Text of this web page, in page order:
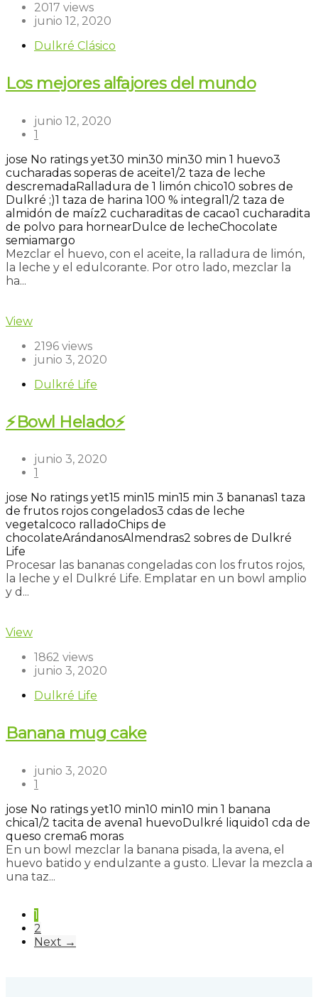
2017 views
junio 12, 2020
Dulkré Clásico
Los mejores alfajores del mundo
junio 12, 2020
1
jose No ratings yet30 min30 min30 min 1 huevo3
cucharadas soperas de aceite1/2 taza de leche
descremadaRalladura de 1 limón chico10 sobres de
Dulkré ;)1 taza de harina 100 % integral 1/2 taza de
almidón de maíz2 cucharaditas de cacao1 cucharadita
de polvo para hornearDulce de lecheChocolate
semiamargo
Mezclar el huevo, con el aceite, la ralladura de limón,
la leche y el edulcorante. Por otro lado, mezclar la
ha...
View
2196 views
junio 3, 2020
Dulkré Life
⚡Bowl Helado⚡
junio 3, 2020
1
jose No ratings yet15 min15 min15 min 3 bananas1 taza
de frutos rojos congelados3 cdas de leche
vegetal coco ralladoChips de
chocolateArándanosAlmendras2 sobres de Dulkré
Life
Procesar las bananas congeladas con los frutos rojos,
la leche y el Dulkré Life. Emplatar en un bowl amplio
y d...
View
1862 views
junio 3, 2020
Dulkré Life
Banana mug cake
junio 3, 2020
1
jose No ratings yet10 min10 min10 min 1 banana
chica1/2 tacita de avena1 huevoDulkré liquido1 cda de
queso crema6 moras
En un bowl mezclar la banana pisada, la avena, el
huevo batido y endulzante a gusto. Llevar la mezcla a
una taz...
1
2
Next →